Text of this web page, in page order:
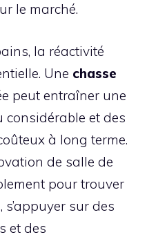
le marché.
la réactivité
Une chasse
peut entraîner une
considérable et des
à long terme.
de salle de
pour trouver
sur des
et des